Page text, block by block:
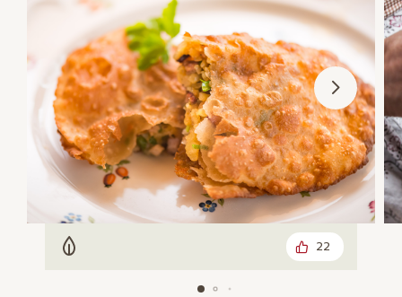
Vegetarisch 22